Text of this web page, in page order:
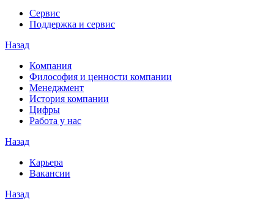
Сервис
Поддержка и сервис
Назад
Компания
Философия и ценности компании
Менеджмент
История компании
Цифры
Работа у нас
Назад
Карьера
Вакансии
Назад